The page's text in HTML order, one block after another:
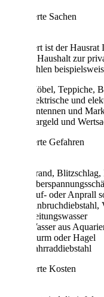
Versicherte Sachen
Versichert ist der
die dem Haushalt zur
Dazu zählen
Möbel, Teppiche,
elektrische und
Antennen und
Bargeld und
Versicherte Gefahren
Brand,
Auf- oder Anprall
Leitungswasser
Wasser aus
Sturm oder Hagel
Fahrraddiebstahl
Versicherte Kosten